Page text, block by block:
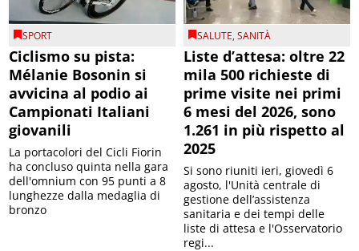
SPORT
Ciclismo su pista:
Mélanie Bosonin si
avvicina al podio ai
Campionati Italiani
giovanili
La portacolori del Cicli Fiorin
ha concluso quinta nella gara
dell'omnium con 95 punti a 8
lunghezze dalla medaglia di
bronzo
SALUTE,SANITÀ
Liste d’attesa: oltre 22
mila 500 richieste di
prime visite nei primi
6 mesi del 2026, sono
1.261 in più rispetto al
2025
Si sono riuniti ieri, giovedì 6
agosto, l'Unità centrale di
gestione dell’assistenza
sanitaria e dei tempi delle
liste di attesa e l'Osservatorio
regi...